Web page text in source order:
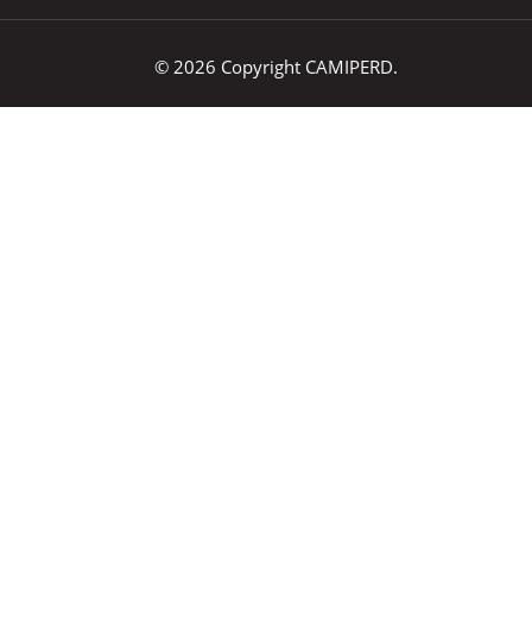
© 2026 Copyright CAMIPERD.